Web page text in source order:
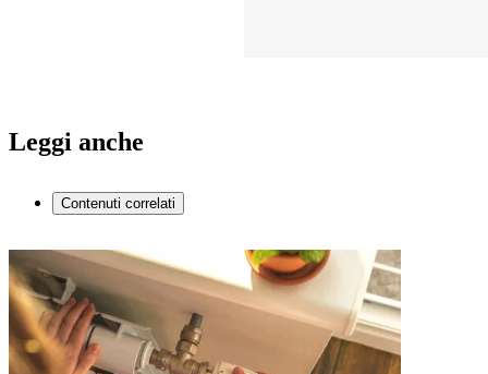
Leggi anche
Contenuti correlati